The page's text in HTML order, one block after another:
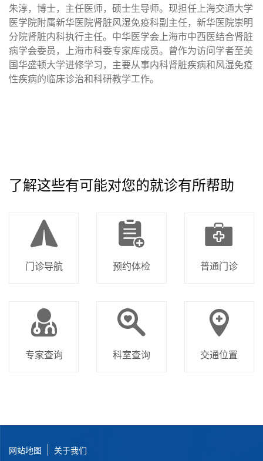
朱淳，博士，主任医师，硕士生导师。现担任上海交通大学
医学院附属新华医院肾脏风湿免疫科副主任，新华医院崇明
分院肾脏内科执行主任。中华医学会上海市中西医结合肾脏
病学会委员，上海市科委专家库成员。曾作为访问学者至美
国华盛顿大学进修学习，主要从事内科肾脏疾病和风湿免疫
性疾病的临床诊治和科研教学工作。
了解这些有可能对您的就诊有所帮助
门诊导航 预约体检 普通门诊
专家查询 科室查询 交通位置
网站地图 关于我们